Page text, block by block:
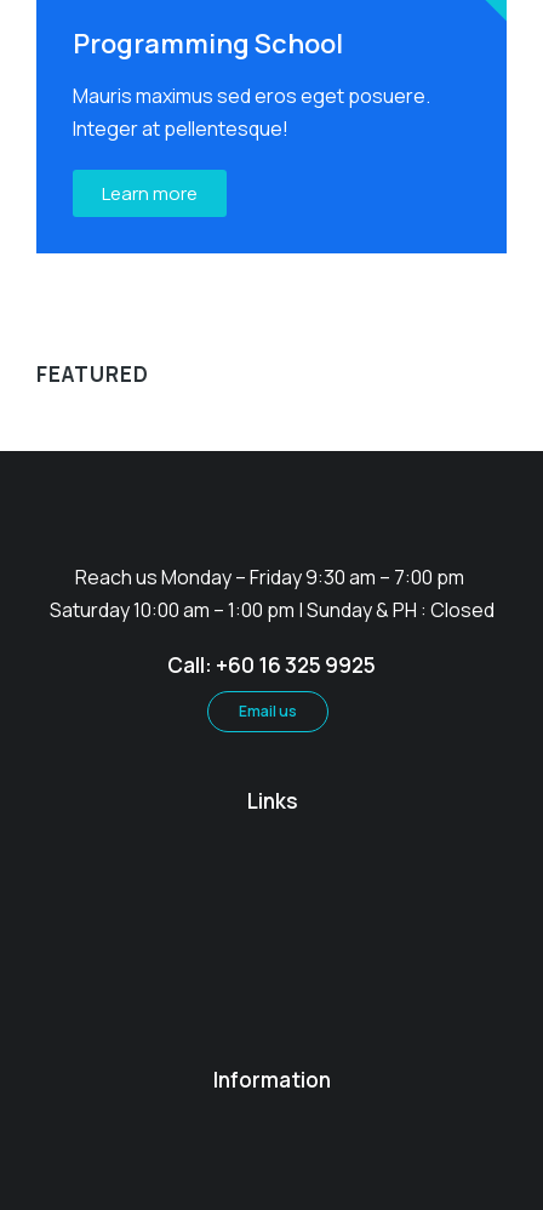
Programming School
Mauris maximus sed eros eget posuere.
Integer at pellentesque!
Learn more
FEATURED
Reach us Monday – Friday 9:30 am – 7:00 pm
Saturday 10:00 am – 1:00 pm | Sunday & PH : Closed
Call: +60 16 325 9925
Email us
Links
Information